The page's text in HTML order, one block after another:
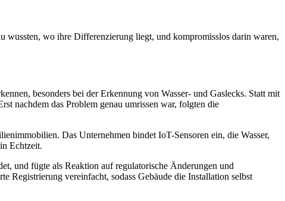
wussten, wo ihre Differenzierung liegt, und kompromisslos darin waren,
besonders bei der Erkennung von Wasser- und Gaslecks. Statt mit
nachdem das Problem genau umrissen war, folgten die
Das Unternehmen bindet IoT-Sensoren ein, die Wasser,
Echtzeit.
und fügte als Reaktion auf regulatorische Änderungen und
Registrierung vereinfacht, sodass Gebäude die Installation selbst